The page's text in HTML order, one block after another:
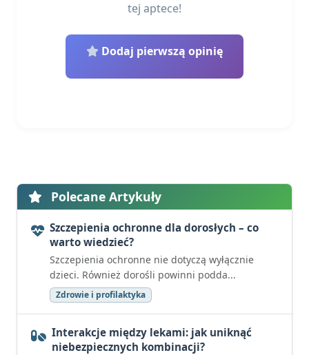
tej aptece!
Dodaj pierwszą opinię
Polecane Artykuły
Szczepienia ochronne dla dorosłych – co
warto wiedzieć?
Szczepienia ochronne nie dotyczą wyłącznie
dzieci. Również dorośli powinni podda...
Zdrowie i profilaktyka
Interakcje między lekami: jak uniknąć
niebezpiecznych kombinacji?